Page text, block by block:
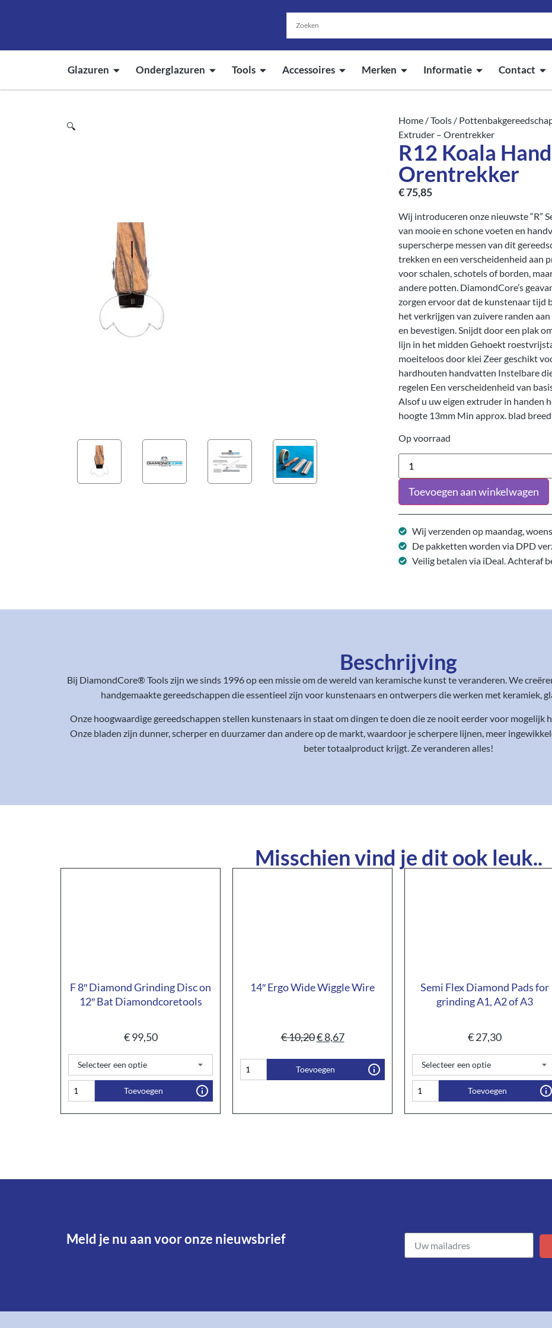
Glazuren Onderglazuren Tools Accessoires Merken Informatie Contact
🔍
Home /Tools /
Extruder – Orentrekker
R12 Koala
Orentrekker
€75,85
Wij introduceren onze nieuwste “R”
van mooie en schone voeten en
superscherpe messen van dit
trekken en een verscheidenheid aan
voor schalen, schotels of borden,
andere potten. DiamondCore’s
zorgen ervoor dat de kunstenaar tijd
het verkrijgen van zuivere randen
en bevestigen. Snijdt door een plak
lijn in het midden Gehoekt
moeiteloos door klei Zeer geschikt
hardhouten handvatten Instelbare
regelen Een verscheidenheid van
Alsof u uw eigen extruder in handen
hoogte 13mm Min approx. blad
Op voorraad
Toevoegen aan winkelwagen
Wij verzenden op maandag,
De pakketten worden via DPD
Veilig betalen via iDeal. Achteraf
Beschrijving
Bij DiamondCore® Tools zijn we sinds 1996 op een missie om de wereld van keramische kunst te veranderen. We
handgemaakte gereedschappen die essentieel zijn voor kunstenaars en ontwerpers die werken met keramiek,
Onze hoogwaardige gereedschappen stellen kunstenaars in staat om dingen te doen die ze nooit eerder voor mogelijk
Onze bladen zijn dunner, scherper en duurzamer dan andere op de markt, waardoor je scherpere lijnen, meer
beter totaalproduct krijgt. Ze veranderen alles!
Misschien vind je dit ook leuk..
F 8″ Diamond Grinding Disc on
12″ Bat Diamondcoretools
€99,50
Toevoegen
14″ Ergo Wide Wiggle Wire
€10,20€8,67
Toevoegen
Semi Flex Diamond Pads for
grinding A1, A2 of A3
€27,30
Toevoegen
Meld je nu aan voor onze nieuwsbrief​